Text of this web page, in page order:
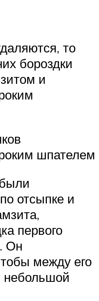
то
бороздки
и
шпателем
отсыпке и
первого
Он
между его
небольшой